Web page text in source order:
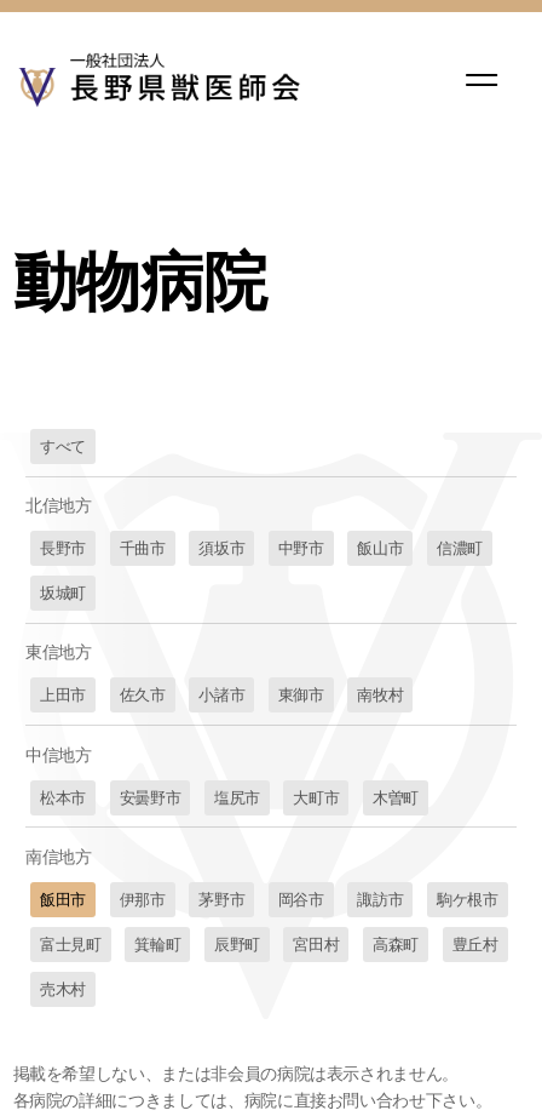
動物病院
すべて
北信地方
長野市 千曲市 須坂市 中野市 飯山市 信濃町
坂城町
東信地方
上田市 佐久市 小諸市 東御市 南牧村
中信地方
松本市 安曇野市 塩尻市 大町市 木曽町
南信地方
飯田市 伊那市 茅野市 岡谷市 諏訪市 駒ケ根市
富士見町 箕輪町 辰野町 宮田村 高森町 豊丘村
売木村
掲載を希望しない、または非会員の病院は表示されません。
各病院の詳細につきましては、病院に直接お問い合わせ下さい。